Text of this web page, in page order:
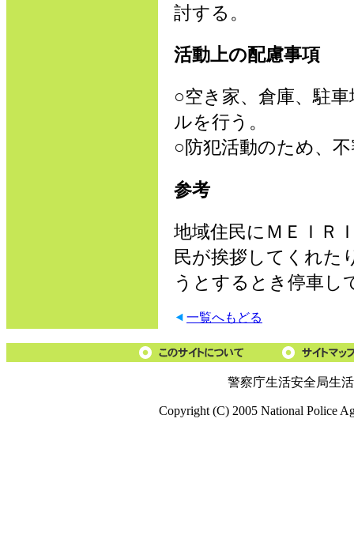
討する。
活動上の配慮事項
○空き家、倉庫、駐
ルを行う。
○防犯活動のため、
参考
地域住民にＭＥＩＲ
民が挨拶してくれた
うとするとき停車し
一覧へもどる
警察庁生活安全局生
Copyright (C) 2005 National Police